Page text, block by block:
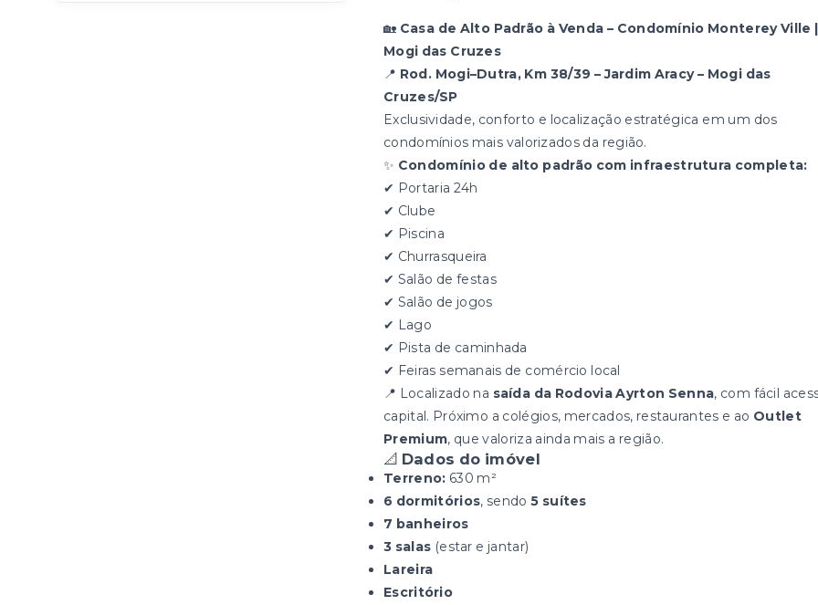
🏡 Casa de Alto Padrão à Venda – Condomínio Monterey Ville |
Mogi das Cruzes
📍 Rod. Mogi–Dutra, Km 38/39 – Jardim Aracy – Mogi das
Cruzes/SP
Exclusividade, conforto e localização estratégica em um dos
condomínios mais valorizados da região.
✨ Condomínio de alto padrão com infraestrutura completa:
✔ Portaria 24h
✔ Clube
✔ Piscina
✔ Churrasqueira
✔ Salão de festas
✔ Salão de jogos
✔ Lago
✔ Pista de caminhada
✔ Feiras semanais de comércio local
📍 Localizado na saída da Rodovia Ayrton Senna, com fácil
capital. Próximo a colégios, mercados, restaurantes e ao Outlet
Premium, que valoriza ainda mais a região.
📐 Dados do imóvel
Terreno: 630 m²
6 dormitórios, sendo5 suítes
7 banheiros
3 salas (estar e jantar)
Lareira
Escritório